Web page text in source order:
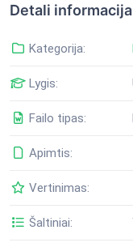
Detali informacija
Kategorija:
Lygis:
Failo tipas:
Apimtis:
Vertinimas:
Šaltiniai: